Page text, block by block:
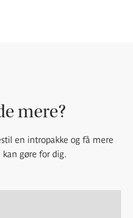
mere?
en intropakke og få mere
gøre for dig.